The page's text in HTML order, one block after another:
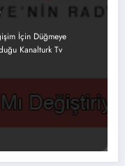
İçin Düğmeye
Kanalturk Tv